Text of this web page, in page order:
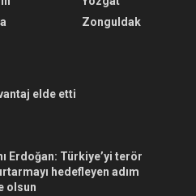
Zonguldak
elde etti
Erdoğan: Türkiye’yi terör
hedefleyen adım
olsun